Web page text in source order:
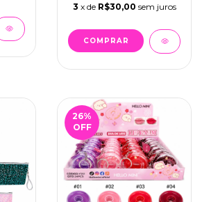
3 x de R$30,00 sem juros
26%
OFF